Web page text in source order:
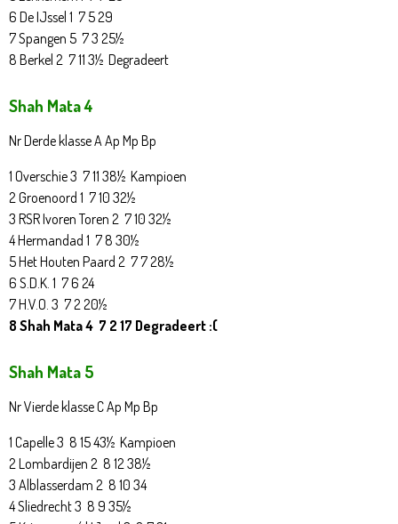
6 De IJssel 1 7 5 29
7 Spangen 5 7 3 25½
8 Berkel 2 7 11 3½ Degradeert
Shah Mata 4
Nr Derde klasse A Ap Mp Bp
1 Overschie 3 7 11 38½ Kampioen
2 Groenoord 1 7 10 32½
3 RSR Ivoren Toren 2 7 10 32½
4 Hermandad 1 7 8 30½
5 Het Houten Paard 2 7 7 28½
6 S.D.K. 1 7 6 24
7 H.V.O. 3 7 2 20½
8 Shah Mata 4 7 2 17 Degradeert :(
Shah Mata 5
Nr Vierde klasse C Ap Mp Bp
1 Capelle 3 8 15 43½ Kampioen
2 Lombardijen 2 8 12 38½
3 Alblasserdam 2 8 10 34
4 Sliedrecht 3 8 9 35½